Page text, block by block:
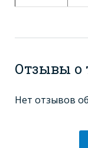
Отзывы о
Нет отзывов